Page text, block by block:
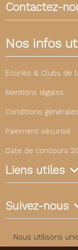
Contactez-
Nos infos
Ecuries & Clubs de
Mentions légales
Conditions
Paiement sécurisé
Date de concours
Liens utiles
Suivez-nous
Nous utilisons